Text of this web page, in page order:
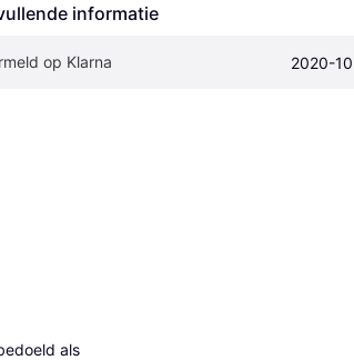
informatie
op Klarna 2020-
als